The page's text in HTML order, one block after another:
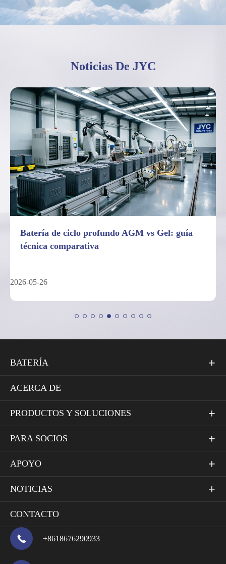
Noticias De JYC
Batería de ciclo profundo AGM vs Gel: guía
técnica comparativa
2026-05-26
BATERÍA 
ACERCA DE
PRODUCTOS Y SOLUCIONES 
PARA SOCIOS 
APOYO 
NOTICIAS 
CONTACTO
 +8618676290933